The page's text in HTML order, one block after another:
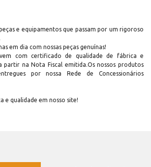
e equipamentos que passam por um rigoroso
em dia com nossas peças genuínas!
vem com certificado de qualidade de fábrica e
partir na Nota Fiscal emitida.Os nossos produtos
por nossa Rede de Concessionários
e qualidade em nosso site!